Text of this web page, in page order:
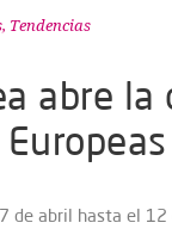
, Tendencias
abre la
de abril hasta el